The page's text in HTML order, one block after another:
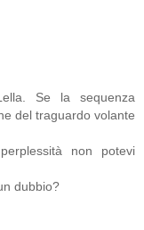
Se la sequenza
del traguardo volante
non potevi
dubbio?